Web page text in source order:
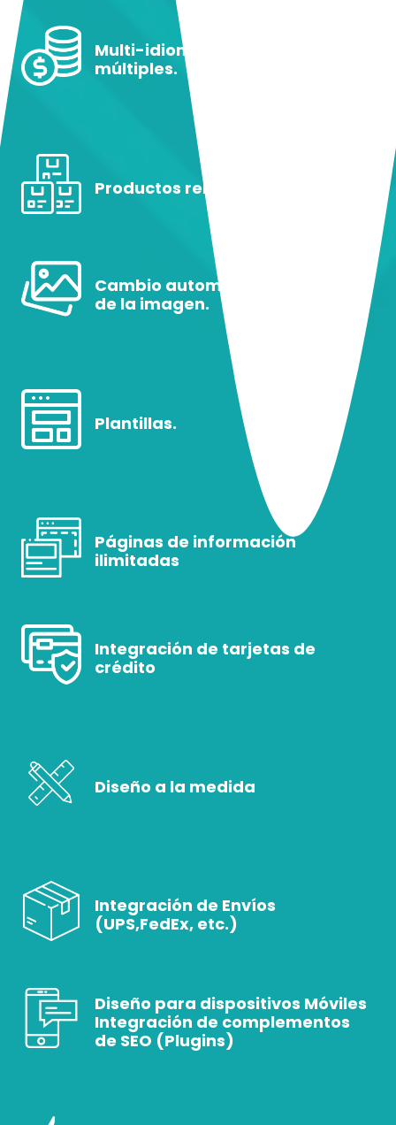
Multi-idiomas y monedas
múltiples.
Productos relacionados.
Cambio automático de tamaño
de la imagen.
Plantillas.
Páginas de información
ilimitadas
Integración de tarjetas de
crédito
Diseño a la medida
Integración de Envíos
(UPS,FedEx, etc.)
Diseño para dispositivos Móviles
Integración de complementos
de SEO (Plugins)